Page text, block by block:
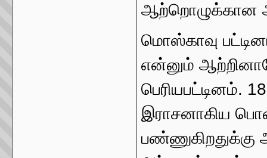
ஆற்றொழுக்கான
மொஸ்காவு
என்னும்
பெரியபட்டினம்.
இராசனாகிய
பண்ணுகிறதுக்கு